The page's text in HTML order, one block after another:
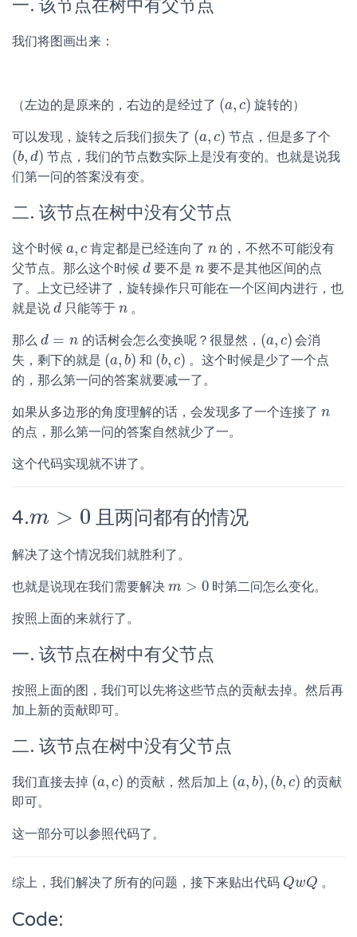
一. 该节点在树中有父节点
我们将图画出来：
（左边的是原来的，右边的是经过了 (a, c)
(a,c)
旋转的）
可以发现，旋转之后我们损失了 (a, c)
(a,c) 节点，但是多了个
(b, d)
(b, d) 节点，我们的节点数实际上是没有变的。也就是说我
们第一问的答案没有变。
二. 该节点在树中没有父节点
这个时候 a, c
a,c 肯定都是已经连向了n
n 的，不然不可能没有
父节点。那么这个时候 d
d 要不是n
n 要不是其他区间的点
了。上文已经讲了，旋转操作只可能在一个区间内进行，也
就是说 d
d 只能等于n
n 。
那么 d = n
d =n 的话树会怎么变换呢？很显然， (a, c)
(a,c)
会消
失，剩下的就是 (a, b)
(a,b) 和 (b, c)
(b, c) 。这个时候是少了一个点
的，那么第一问的答案就要减一了。
如果从多边形的角度理解的话，会发现多了一个连接了 n
n
的点，那么第一问的答案自然就少了一。
这个代码实现就不讲了。
4.m > 0
m>0 且两问都有的情况
解决了这个情况我们就胜利了。
也就是说现在我们需要解决 m > 0
m> 0
时第二问怎么变化。
按照上面的来就行了。
一. 该节点在树中有父节点
按照上面的图，我们可以先将这些节点的贡献去掉。然后再
加上新的贡献即可。
二. 该节点在树中没有父节点
我们直接去掉 (a, c)
(a,c) 的贡献，然后加上 (a, b), (b, c)
(a,b),(b,c)
的贡献
即可。
这一部分可以参照代码了。
综上，我们解决了所有的问题，接下来贴出代码 QwQ
QwQ 。
Code: